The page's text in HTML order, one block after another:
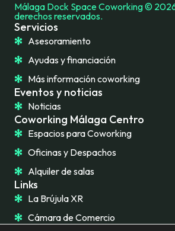
Coworking Málaga Centro
Espacios para Coworking
Oficinas y Despachos
Alquiler de salas
Links
La Brújula XR
Cámara de Comercio
Servicios
Asesoramiento
Ayudas y financiación
Más información coworking
Eventos y noticias
Noticias
Málaga Dock Space Coworking ©
derechos reservados.